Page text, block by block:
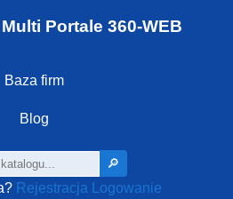
Multi Portale 360-WEB
Baza firm
Blog
🔎
Rejestracja Logowanie